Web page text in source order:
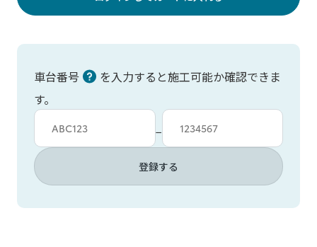
車台番号
を入力すると施工可能か確認できま
す。
車台カタシキ入力
−
車台番号入力
登録する